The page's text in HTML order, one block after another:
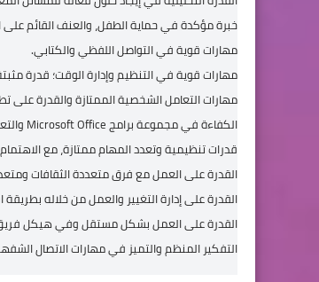
خبرة مؤكدة في حماية الطفل، والعنف القائم على
مهارات قوية في التواصل اللفظي والكتابي.
مهارات قوية في التنظيم وإدارة الوقت؛ قدرة
مهارات التعامل الشخصية الممتازة والقدرة على
الكفاءة في مجموعة برامج Microsoft Office والتعرف على أدوات التعاون
قدرات تنظيمية وتعدد المهام ممتازة، مع
القدرة على العمل مع فرق متعددة الثقافات
القدرة على إدارة التغيير والعمل من خلاله بطريقة
القدرة على العمل بشكل مستقل وفي هيكل
التفكير المنظم والتميز في مهارات الاتصال